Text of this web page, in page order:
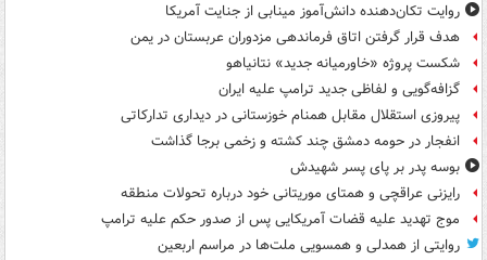
روایت تکان‌دهنده دانش‌آموز مینابی از جنایت آمریکا
هدف قرار گرفتن اتاق‌ فرماندهی مزدوران عربستان در یمن
شکست پروژه «خاورمیانه جدید» نتانیاهو
گزافه‌گویی و لفاظی جدید ترامپ علیه ایران
پیروزی استقلال مقابل همنام خوزستانی در دیداری تدارکاتی
انفجار در حومه دمشق چند کشته و زخمی برجا گذاشت
بوسه‌ پدر بر پای پسر شهیدش
رایزنی عراقچی و همتای موریتانی خود درباره تحولات منطقه
موج تهدید علیه قضات آمریکایی پس از صدور حکم علیه ترامپ
روایتی از همدلی و همسویی ملت‌ها در مراسم اربعین